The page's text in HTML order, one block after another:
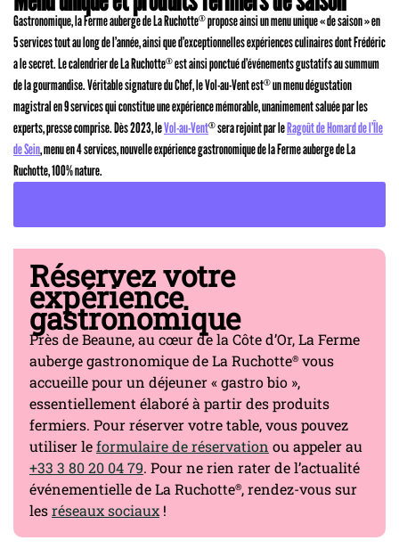
Gastronomique, la Ferme auberge de La Ruchotte®propose ainsi un menu unique « de saison » en
5 services tout au long de l’année, ainsi que d’exceptionnelles expériences culinaires dont Frédéric
a le secret. Le calendrier de La Ruchotte®est ainsi ponctué d’événements gustatifs au summum
de la gourmandise. Véritable signature du Chef, le Vol-au-Vent est®un menu dégustation
magistral en 9 services qui constitue une expérience mémorable, unanimement saluée par les
experts, presse comprise. Dès 2023, leVol-au-Vent®sera rejoint par leRagoût de Homard de l’Île
de Sein, menu en 4 services, nouvelle expérience gastronomique de la Ferme auberge de La
Ruchotte, 100% nature.
Réservez votre
expérience
gastronomique
Près de Beaune, au cœur de la Côte d’Or, La Ferme
auberge gastronomique de La Ruchotte® vous
accueille pour un déjeuner « gastro bio »,
essentiellement élaboré à partir des produits
fermiers. Pour réserver votre table, vous pouvez
utiliser leformulaire de réservation ou appeler au
+33 3 80 20 04 79. Pour ne rien rater de l’actualité
événementielle de La Ruchotte®, rendez-vous sur
lesréseaux sociaux !